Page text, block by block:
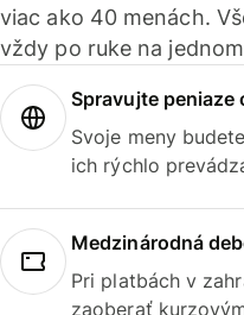
viac ako 40 menách.
vždy po ruke na
Spravujte
Svoje meny
ich rýchlo
Medzinárodná
Pri platbách v
zaoberať